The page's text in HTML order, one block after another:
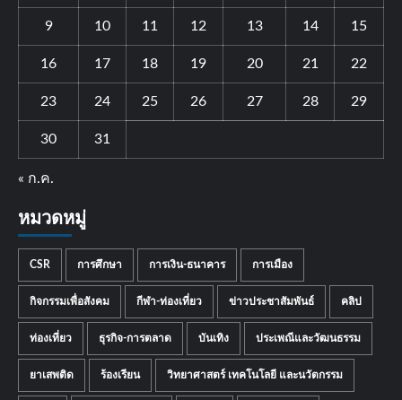
9 10 11 12 13 14 15
16 17 18 19 20 21 22
23 24 25 26 27 28 29
30 31
« ก.ค.
หมวดหมู่
CSR การศึกษา การเงิน-ธนาคาร การเมือง
กิจกรรมเพื่อสังคม กีฬา-ท่องเที่ยว ข่าวประชาสัมพันธ์ คลิป
ท่องเที่ยว ธุรกิจ-การตลาด บันเทิง ประเพณีและวัฒนธรรม
ยาเสพติด ร้องเรียน วิทยาศาสตร์ เทคโนโลยี และนวัตกรรม